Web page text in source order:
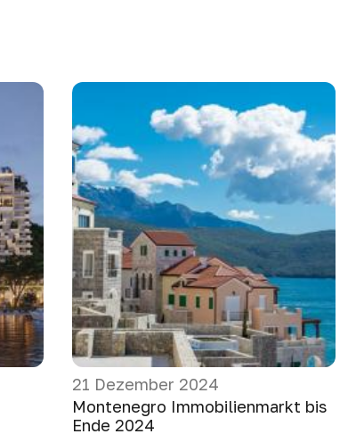
21 Dezember 2024
Montenegro Immobilienmarkt bis
Ende 2024